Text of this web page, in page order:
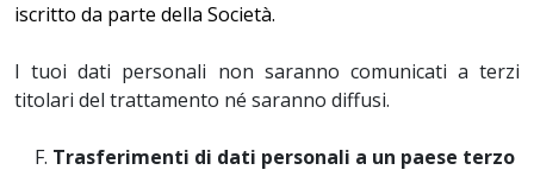
iscritto da parte della Società.
I tuoi dati personali non saranno comunicati a terzi
titolari del trattamento né saranno diffusi.
Trasferimenti di dati personali a un paese terzo